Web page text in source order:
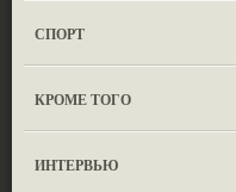
СПОРТ
КРОМЕ ТОГО
ИНТЕРВЬЮ